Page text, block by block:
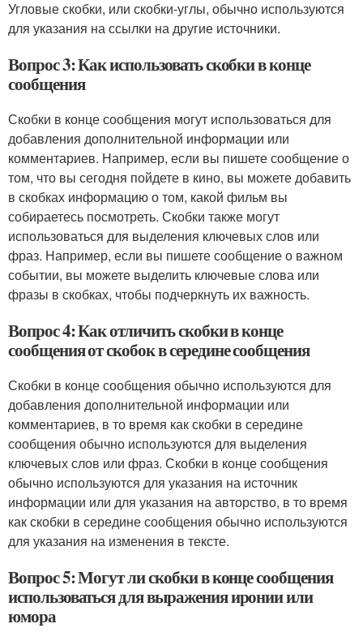
Угловые скобки, или скобки-углы, обычно используются
для указания на ссылки на другие источники.
Вопрос 3: Как использовать скобки в конце
сообщения
Скобки в конце сообщения могут использоваться для
добавления дополнительной информации или
комментариев. Например, если вы пишете сообщение о
том, что вы сегодня пойдете в кино, вы можете добавить
в скобках информацию о том, какой фильм вы
собираетесь посмотреть. Скобки также могут
использоваться для выделения ключевых слов или
фраз. Например, если вы пишете сообщение о важном
событии, вы можете выделить ключевые слова или
фразы в скобках, чтобы подчеркнуть их важность.
Вопрос 4: Как отличить скобки в конце
сообщения от скобок в середине сообщения
Скобки в конце сообщения обычно используются для
добавления дополнительной информации или
комментариев, в то время как скобки в середине
сообщения обычно используются для выделения
ключевых слов или фраз. Скобки в конце сообщения
обычно используются для указания на источник
информации или для указания на авторство, в то время
как скобки в середине сообщения обычно используются
для указания на изменения в тексте.
Вопрос 5: Могут ли скобки в конце сообщения
использоваться для выражения иронии или
юмора